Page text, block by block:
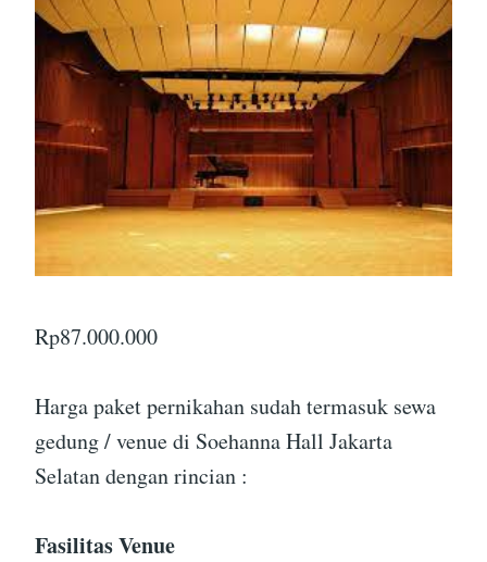
Rp87.000.000
Harga paket pernikahan sudah termasuk sewa
gedung / venue di Soehanna Hall Jakarta
Selatan dengan rincian :
Fasilitas Venue